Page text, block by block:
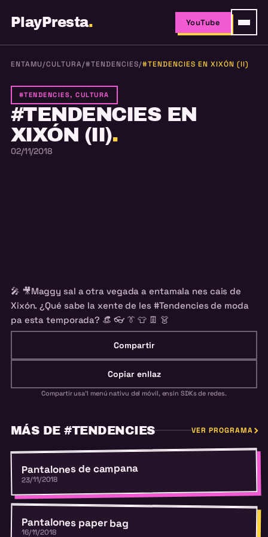
PlayPresta. YouTube
ENTAMU/CULTURA/#TENDENCIES/#TENDENCIES EN XIXÓN (II)
#TENDENCIES, CULTURA
#TENDENCIES EN
XIXÓN (II).
02/11/2018
🎤 🎥Maggy sal a otra vegada a entamala nes cais de
Xixón. ¿Qué sabe la xente de les #Tendencies de moda
pa esta temporada? 👒 👓 👔 👕 👖 👗
Compartir
Copiar enllaz
Compartir usa'l menú nativu del móvil, ensin SDKs de redes.
MÁS DE #TENDENCIES VER PROGRAMA
Pantalones de campana
23/11/2018
Pantalones paper bag
16/11/2018